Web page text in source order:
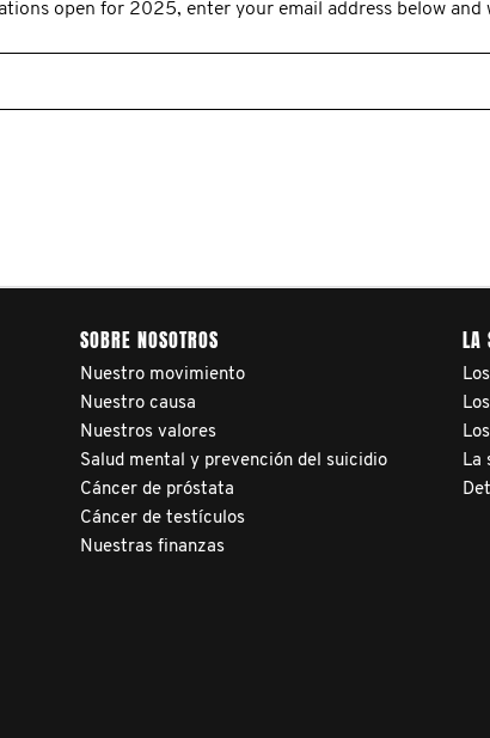
open for 2025, enter your email address below
SOBRE NOSOTROS
Nuestro movimiento
Nuestro causa
Nuestros valores
Salud mental y prevención del suicidio
Cáncer de próstata
Cáncer de testículos
Nuestras finanzas
LA
La